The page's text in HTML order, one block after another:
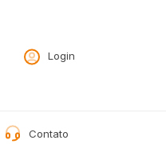
Login
Contato